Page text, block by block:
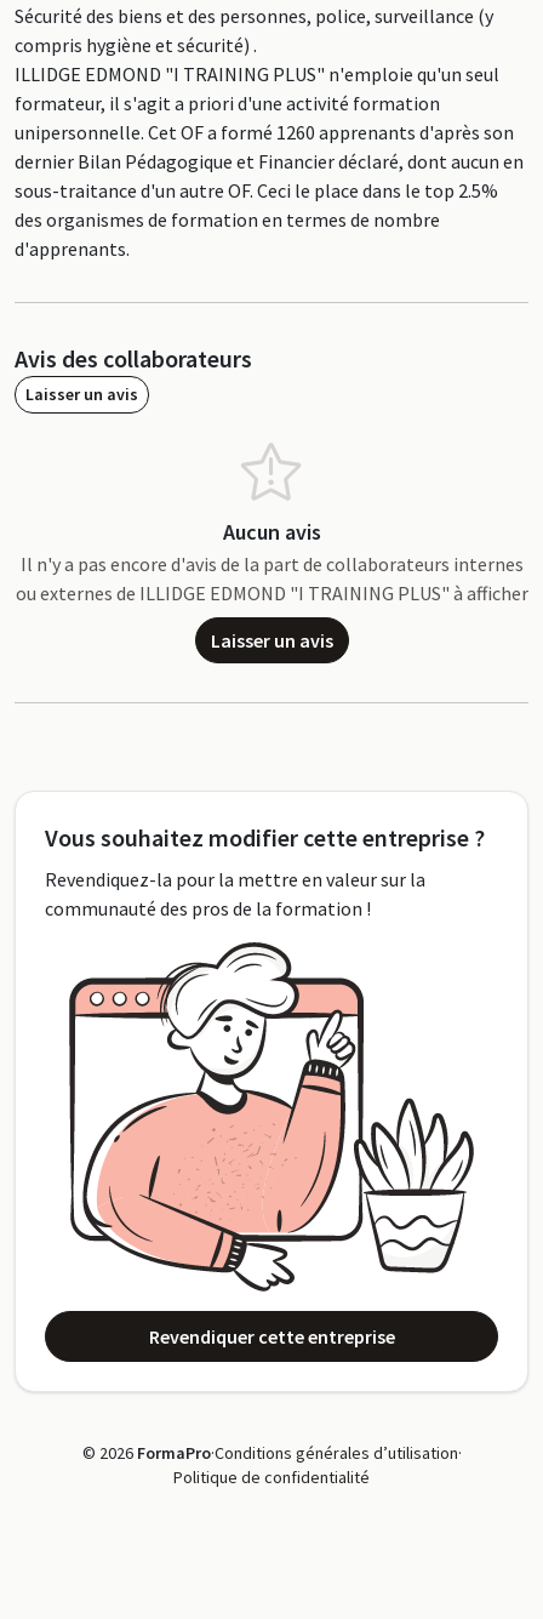
Sécurité des biens et des personnes, police, surveillance (y
compris hygiène et sécurité) .
ILLIDGE EDMOND "I TRAINING PLUS" n'emploie qu'un seul
formateur, il s'agit a priori d'une activité formation
unipersonnelle. Cet OF a formé 1260 apprenants d'après son
dernier Bilan Pédagogique et Financier déclaré, dont aucun en
sous-traitance d'un autre OF. Ceci le place dans le top 2.5%
des organismes de formation en termes de nombre
d'apprenants.
Avis des collaborateurs
Laisser un avis
Aucun avis
Il n'y a pas encore d'avis de la part de collaborateurs internes
ou externes de ILLIDGE EDMOND "I TRAINING PLUS" à afficher
Laisser un avis
Vous souhaitez modifier cette entreprise ?
Revendiquez-la pour la mettre en valeur sur la
communauté des pros de la formation !
Revendiquer cette entreprise
© 2026 FormaPro·Conditions générales d’utilisation·
Politique de confidentialité